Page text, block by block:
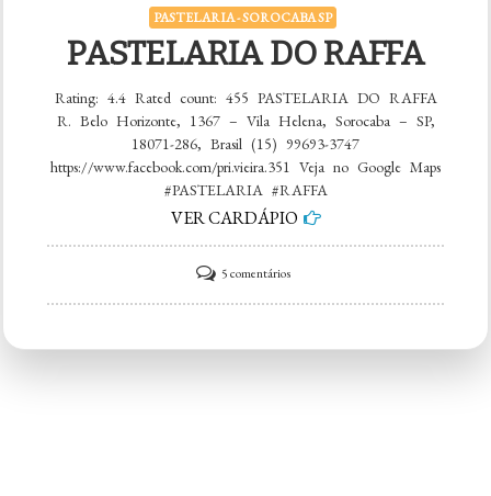
PASTELARIA - SOROCABA SP
PASTELARIA DO RAFFA
Rating: 4.4 Rated count: 455 PASTELARIA DO RAFFA
R. Belo Horizonte, 1367 – Vila Helena, Sorocaba – SP,
18071-286, Brasil (15) 99693-3747
https://www.facebook.com/pri.vieira.351 Veja no Google Maps
#PASTELARIA #RAFFA
VER CARDÁPIO
5 comentáriosem
PASTELARIA